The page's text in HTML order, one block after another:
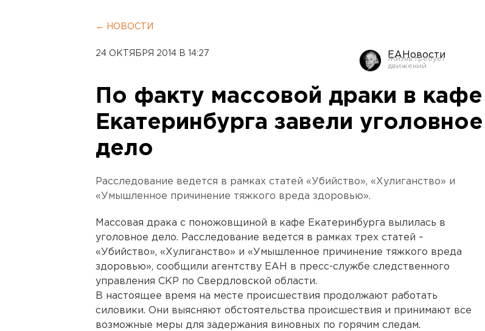
← НОВОСТИ
24 ОКТЯБРЯ 2014 В 14:27 ЕАНовости
По факту массовой драки в кафе
Екатеринбурга завели уголовное
дело
Расследование ведется в рамках статей «Убийство», «Хулиганство» и
«Умышленное причинение тяжкого вреда здоровью».
Массовая драка с поножовщиной в кафе Екатеринбурга вылилась в
уголовное дело. Расследование ведется в рамках трех статей –
«Убийство», «Хулиганство» и «Умышленное причинение тяжкого вреда
здоровью», сообщили агентству ЕАН в пресс-службе следственного
управления СКР по Свердловской области.
В настоящее время на месте происшествия продолжают работать
силовики. Они выясняют обстоятельства происшествия и принимают все
возможные меры для задержания виновных по горячим следам.